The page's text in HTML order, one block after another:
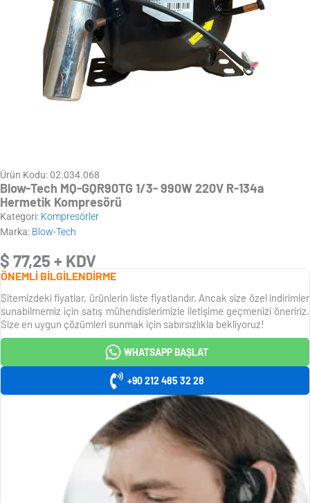
Ürün Kodu: 02.034.068
Blow-Tech MQ-GQR90TG 1/3- 990W 220V R-134a
Hermetik Kompresörü
Kategori: Kompresörler
Marka: Blow-Tech
$ 77,25 + KDV
ÖNEMLİ BİLGİLENDİRME
Sitemizdeki fiyatlar, ürünlerin liste fiyatlarıdır. Ancak size özel indirimler
sunabilmemiz için satış mühendislerimizle iletişime geçmenizi öneririz.
Size en uygun çözümleri sunmak için sabırsızlıkla bekliyoruz!
WHATSAPP BAŞLAT
+90 212 485 32 28